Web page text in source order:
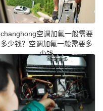
changhong空调加氟一般需要
多少钱？空调加氟一般需要多
少钱